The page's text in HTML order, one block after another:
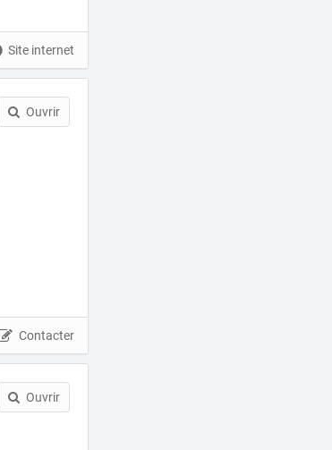
Site internet
Ouvrir
Contacter
Ouvrir